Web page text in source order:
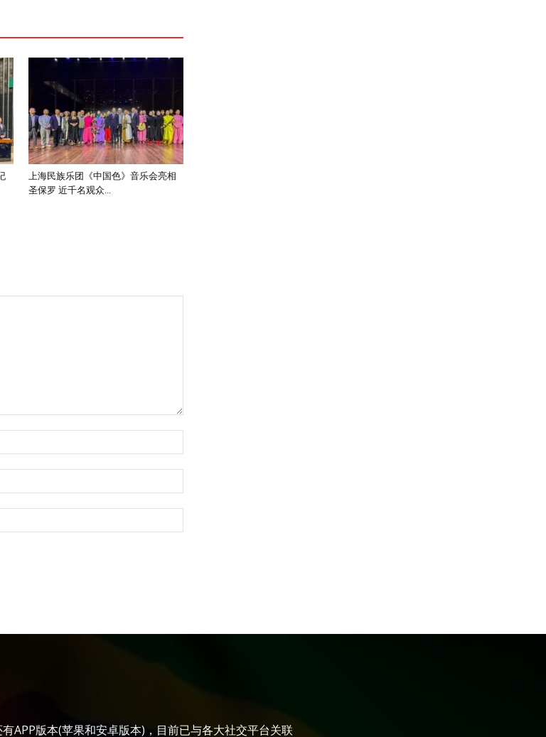
上海民族乐团《中国色》音乐会亮相
圣保罗 近千名观众...
APP版本(苹果和安卓版本)，目前已与各大社交平台关联